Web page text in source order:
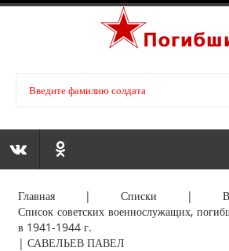
Главная |Списки |
Список советских военнослужащих,
в 1941-1944 г.
|САВЕЛЬЕВ ПАВЕЛ